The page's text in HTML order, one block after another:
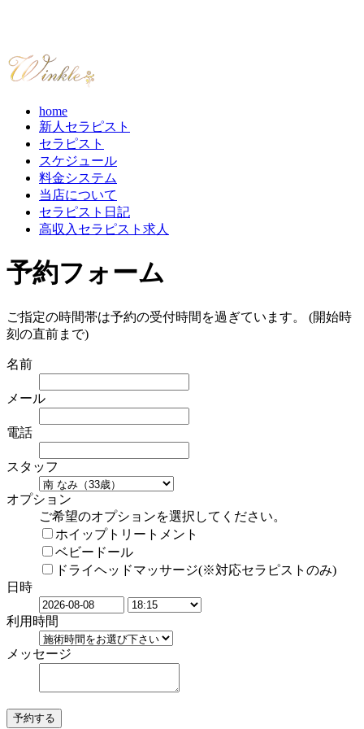
home
新人セラピスト
セラピスト
スケジュール
料金システム
当店について
セラピスト日記
高収入セラピスト求人
予約フォーム
ご指定の時間帯は予約の受付時間を過ぎています。 (開始時
刻の直前まで)
名前
メール
電話
スタッフ
オプション
ご希望のオプションを選択してください。
ホイップトリートメント
ベビードール
ドライヘッドマッサージ(※対応セラピストのみ)
日時
利用時間
メッセージ